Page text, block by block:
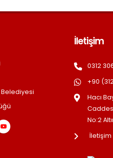
İletişim
0312
+90
Hacı
No:2
İletişim